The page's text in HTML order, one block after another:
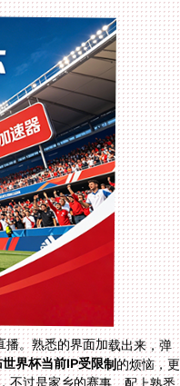
。熟悉的界面加载出来，弹
界杯当前IP受限制的烦恼，更
不过是家乡的赛事，配上熟悉
权地域限制，国内平台的服务只对境内IP开放。但别急，解决
条“网络专线”，让你在海外也能畅通无阻。这篇文章，就是